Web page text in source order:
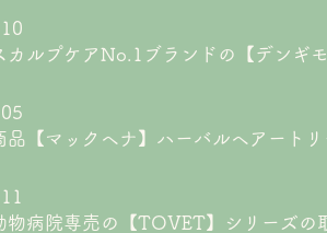
カルプケアNo.1ブランドの【デンギ
品【マックヘナ】ハーバルヘアート
物病院専売の【TOVET】シリーズの